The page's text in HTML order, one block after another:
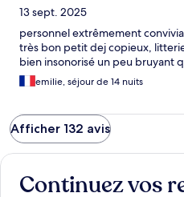
13 sept. 2025
personnel extrêmement
très bon petit dej copieux,
bien insonorisé un peu bruyant
emilie, séjour de 14 nuits
Afficher 132 avis
Continuez vos